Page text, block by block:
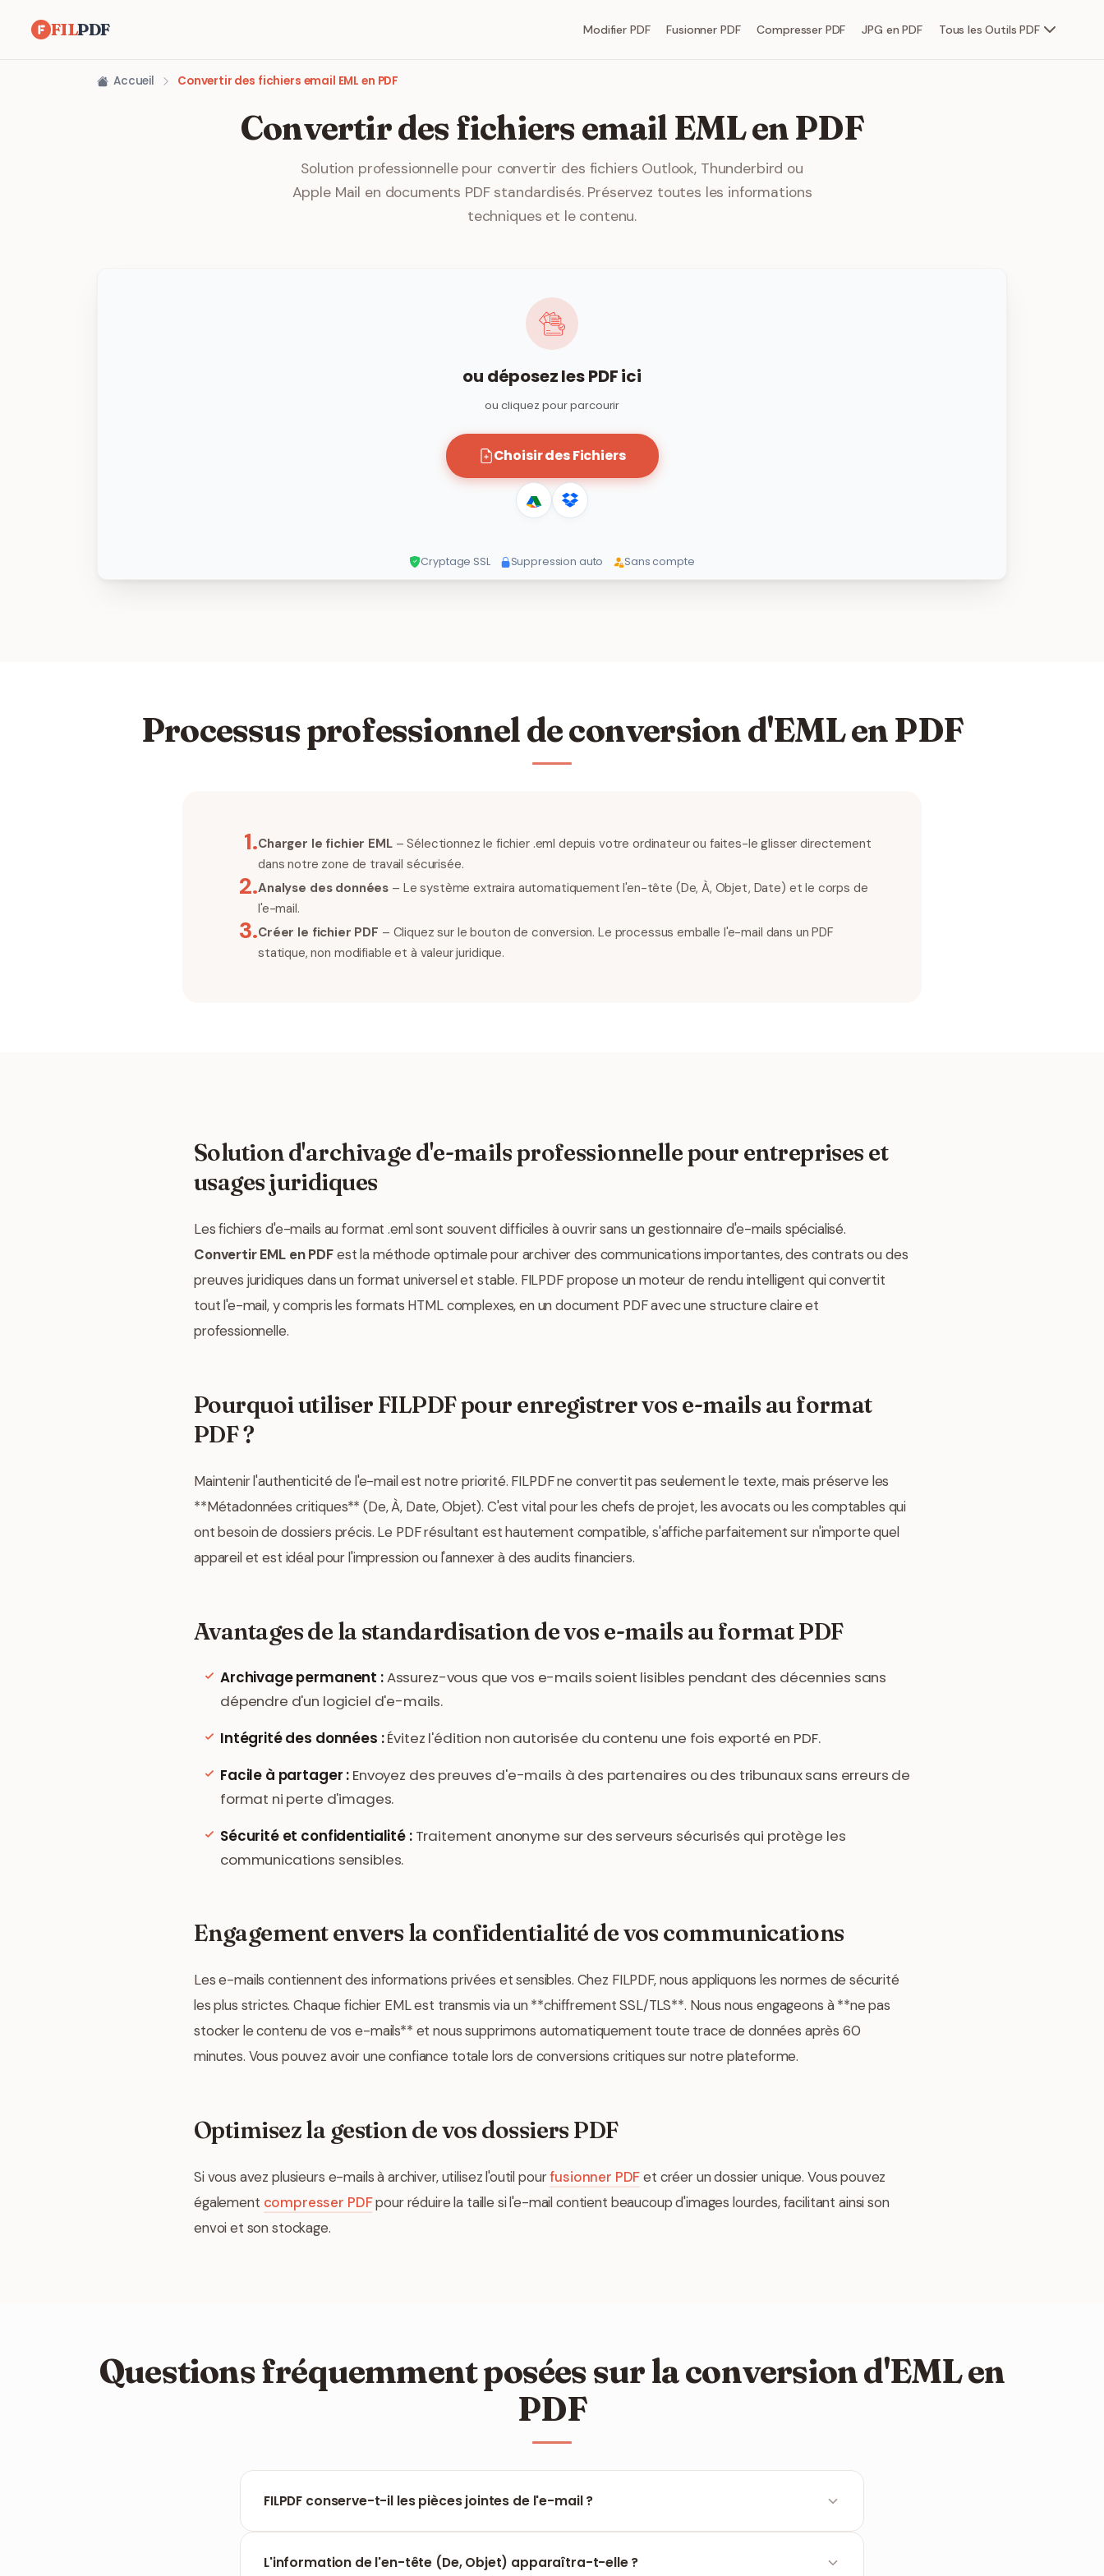
FILPDF Modifier PDF Fusionner PDF Compresser PDF JPG en PDF Tous les Outils PDF
Accueil Convertir des fichiers email EML en PDF
Convertir des fichiers email EML en PDF
Solution professionnelle pour convertir des fichiers Outlook, Thunderbird ou
Apple Mail en documents PDF standardisés. Préservez toutes les informations
techniques et le contenu.
ou déposez les PDF ici
ou cliquez pour parcourir
Choisir des Fichiers
Cryptage SSL Suppression auto Sans compte
Processus professionnel de conversion d'EML en PDF
1.Charger le fichier EML– Sélectionnez le fichier .eml depuis votre ordinateur ou faites-le glisser directement
dans notre zone de travail sécurisée.
2.Analyse des données – Le système extraira automatiquement l'en-tête (De, À, Objet, Date) et le corps de
l'e-mail.
3.Créer le fichier PDF – Cliquez sur le bouton de conversion. Le processus emballe l'e-mail dans un PDF
statique, non modifiable et à valeur juridique.
Solution d'archivage d'e-mails professionnelle pour entreprises et
usages juridiques
Les fichiers d'e-mails au format .eml sont souvent difficiles à ouvrir sans un gestionnaire d'e-mails spécialisé.
Convertir EML en PDFest la méthode optimale pour archiver des communications importantes, des contrats ou des
preuves juridiques dans un format universel et stable. FILPDF propose un moteur de rendu intelligent qui convertit
tout l'e-mail, y compris les formats HTML complexes, en un document PDF avec une structure claire et
professionnelle.
Pourquoi utiliser FILPDF pour enregistrer vos e-mails au format
PDF ?
Maintenir l'authenticité de l'e-mail est notre priorité. FILPDF ne convertit pas seulement le texte, mais préserve les
**Métadonnées critiques** (De, À, Date, Objet). C'est vital pour les chefs de projet, les avocats ou les comptables qui
ont besoin de dossiers précis. Le PDF résultant est hautement compatible, s'affiche parfaitement sur n'importe quel
appareil et est idéal pour l'impression ou l'annexer à des audits financiers.
Avantages de la standardisation de vos e-mails au format PDF
Archivage permanent :Assurez-vous que vos e-mails soient lisibles pendant des décennies sans
dépendre d'un logiciel d'e-mails.
Intégrité des données :Évitez l'édition non autorisée du contenu une fois exporté en PDF.
Facile à partager : Envoyez des preuves d'e-mails à des partenaires ou des tribunaux sans erreurs de
format ni perte d'images.
Sécurité et confidentialité :Traitement anonyme sur des serveurs sécurisés qui protège les
communications sensibles.
Engagement envers la confidentialité de vos communications
Les e-mails contiennent des informations privées et sensibles. Chez FILPDF, nous appliquons les normes de sécurité
les plus strictes. Chaque fichier EML est transmis via un **chiffrement SSL/TLS**. Nous nous engageons à **ne pas
stocker le contenu de vos e-mails** et nous supprimons automatiquement toute trace de données après 60
minutes. Vous pouvez avoir une confiance totale lors de conversions critiques sur notre plateforme.
Optimisez la gestion de vos dossiers PDF
Si vous avez plusieurs e-mails à archiver, utilisez l'outil pourfusionner PDFet créer un dossier unique. Vous pouvez
également compresser PDFpour réduire la taille si l'e-mail contient beaucoup d'images lourdes, facilitant ainsi son
envoi et son stockage.
Questions fréquemment posées sur la conversion d'EML en
PDF
FILPDF conserve-t-il les pièces jointes de l'e-mail ?
pièces jointes indépendantes doivent être téléchargées séparément.
L'information de l'en-tête (De, Objet) apparaîtra-t-elle ?